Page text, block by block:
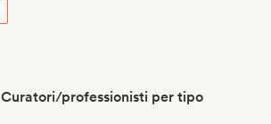
Curatori/professionisti per tipo